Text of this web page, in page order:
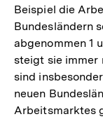
Beispiel die
Bundesländern
abgenommen 1
steigt sie immer
sind
neuen
Arbeitsmarktes